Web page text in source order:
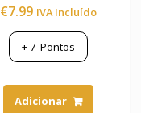
5.00
€7.99 IVA Incluído
+7 Pontos
Adicionar